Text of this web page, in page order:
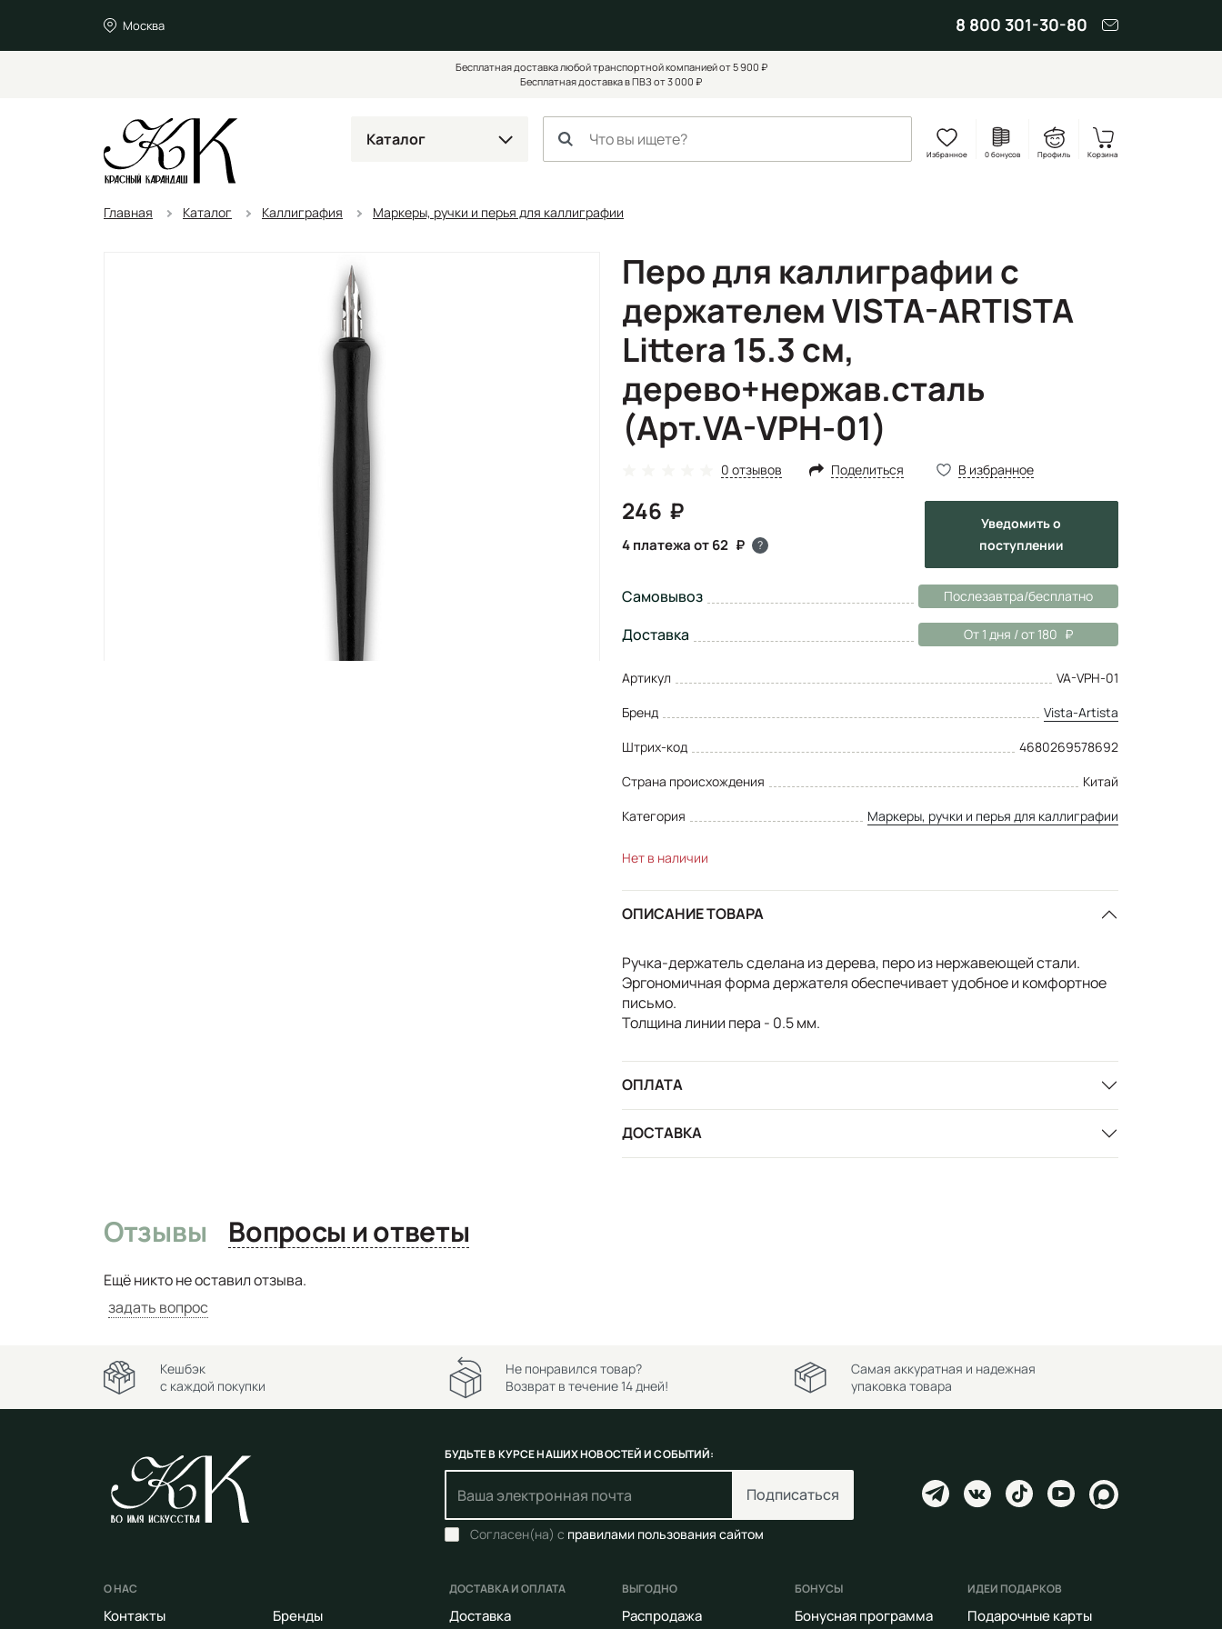
Москва 8 800 301-30-80
Бесплатная доставка любой транспортной компанией от 5 900 ₽
Бесплатная доставка в ПВЗ от 3 000 ₽
Каталог
Избранное 0 бонусов Профиль Корзина
Главная Каталог Каллиграфия Маркеры, ручки и перья для каллиграфии
Перо для каллиграфии с
держателем VISTA-ARTISTA
Littera 15.3 см,
дерево+нержав.сталь
(Арт.VA-VPH-01)
0 отзывов Поделиться В избранное
246
4 платежа от 62 ?
Уведомитьо
поступлении
Самовывоз Послезавтра/бесплатно
Доставка От 1 дня / от 180
Артикул
VA-VPH-01
Бренд
Vista-Artista
Штрих-код
4680269578692
Страна происхождения
Китай
Категория
Маркеры, ручки и перья для каллиграфии
Нет в наличии
ОПИСАНИЕ ТОВАРА
Ручка-держатель сделана из дерева, перо из нержавеющей стали.
Эргономичная форма держателя обеспечивает удобное и комфортное
письмо.
Толщина линии пера - 0.5 мм.
ОПЛАТА
ДОСТАВКА
Отзывы Вопросы и ответы
Ещё никто не оставил отзыва.
задать вопрос
Кешбэк
с каждой покупки
Не понравился товар?
Возврат в течение 14 дней!
Самая аккуратная и надежная
упаковка товара
БУДЬТЕ В КУРСЕ НАШИХ НОВОСТЕЙ И СОБЫТИЙ:
Подписаться
Согласен(на) с правилами пользования сайтом
О НАС
Контакты Бренды
ДОСТАВКА И ОПЛАТА
Доставка
ВЫГОДНО
Распродажа
БОНУСЫ
Бонусная программа
ИДЕИ ПОДАРКОВ
Подарочные карты